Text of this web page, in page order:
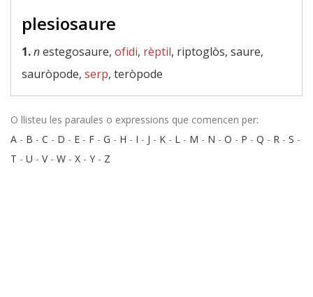
plesiosaure
1.nestegosaure, ofidi, rèptil, riptoglòs, saure,
sauròpode, serp, teròpode
O llisteu les paraules o expressions que comencen per:
A - B - C - D - E - F - G - H - I - J - K - L - M - N - O - P - Q - R - S -
T - U - V- W - X - Y - Z